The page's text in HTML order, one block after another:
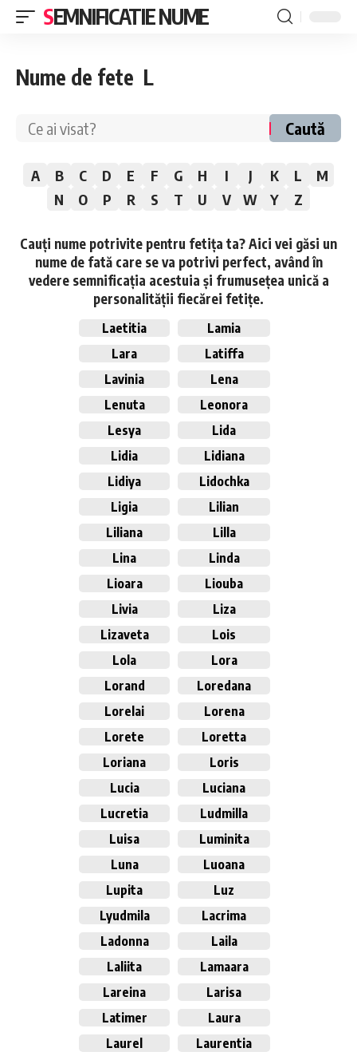
SEMNIFICATIE NUME
Nume de fete L
Caută
A B C D E F G H I J K L
M
N
O P R S T U V W Y Z
Cauți nume potrivite pentru fetița ta? Aici vei găsi un
nume de fată care se va potrivi perfect, având în
vedere semnificația acestuia și frumusețea unică a
personalității fiecărei fetițe.
Laetitia
Lamia
Lara
Latiffa
Lavinia
Lena
Lenuta
Leonora
Lesya
Lida
Lidia
Lidiana
Lidiya
Lidochka
Ligia
Lilian
Liliana
Lilla
Lina
Linda
Lioara
Liouba
Livia
Liza
Lizaveta
Lois
Lola
Lora
Lorand
Loredana
Lorelai
Lorena
Lorete
Loretta
Loriana
Loris
Lucia
Luciana
Lucretia
Ludmilla
Luisa
Luminita
Luna
Luoana
Lupita
Luz
Lyudmila
Lacrima
Ladonna
Laila
Laliita
Lamaara
Lareina
Larisa
Latimer
Laura
Laurel
Laurentia